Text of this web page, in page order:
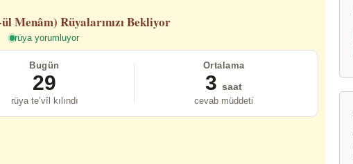
Menâm)Rüyalarınızı Bekliyor
rüya yorumluyor
Bugün
29
rüya te’vîl kılındı
Ortalama
3 saat
cevab müddeti